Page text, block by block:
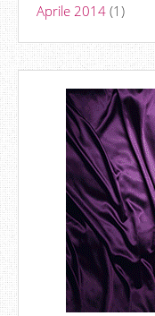
Aprile 2014 (1)